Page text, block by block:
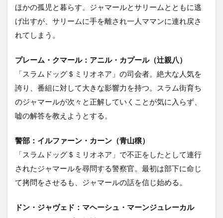
ほかの孤児と暮らす。ジャマールとサリームとともに逃
げ出すが、サリームに手を離され一人ママンに連れ戻さ
れてしまう。
プレーム・クマール：アニル・カプール（辻親八）
「スラムドッグ＄ミリオネア」の司会者。絶大な人気を
誇り、番組に対して大きな影響力を持つ。スラム街育ち
のジャマールが次々と正解していくことが気に入らず、
嘘の解答を教えようとする。
警部：イルファーン・カーン（青山穣）
「スラムドッグ＄ミリオネア」で不正をしたとして連行
されたジャマールを尋問する警察官。最初は部下に命じ
て拷問をさせるも、ジャマールの話を信じ始める。
ドン・ジャヴェド：マヘーシュ・マーンジュレーカル